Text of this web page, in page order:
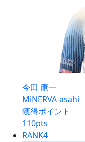
今田 康一
MiNERVA-asahi
獲得ポイント
110pts
RANK4